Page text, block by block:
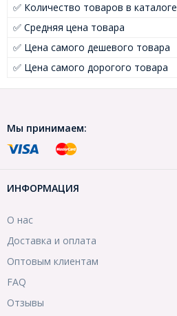
✅ Количество товаров в каталоге
✅ Средняя цена товара
✅ Цена самого дешевого товара
✅ Цена самого дорогого товара
Мы принимаем:
ИНФОРМАЦИЯ
О нас
Доставка и оплата
Оптовым клиентам
FAQ
Отзывы